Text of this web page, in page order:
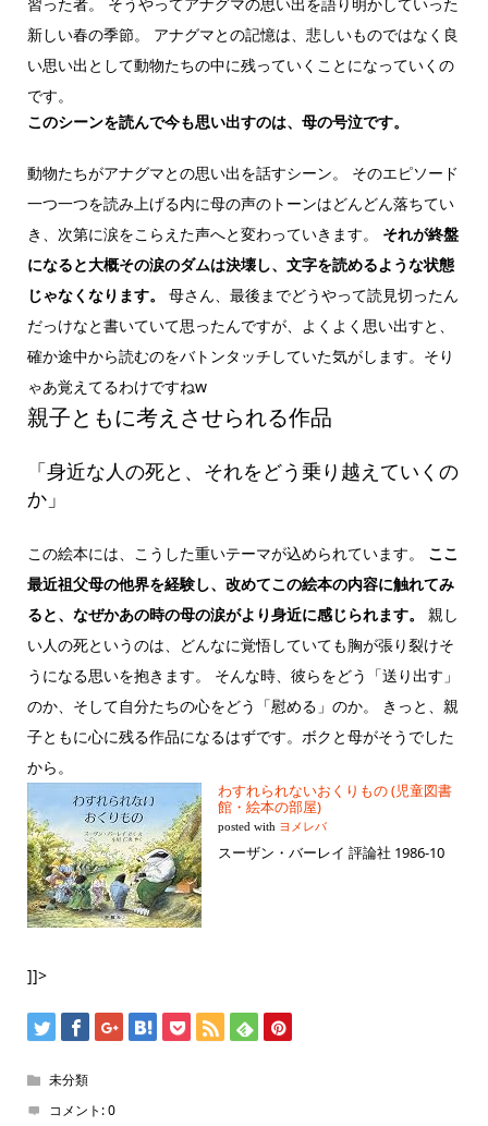
新しい春の季節。 アナグマとの記憶は、悲しいものではなく良
い思い出として動物たちの中に残っていくことになっていくの
です。
このシーンを読んで今も思い出すのは、母の号泣です。
動物たちがアナグマとの思い出を話すシーン。 そのエピソード
一つ一つを読み上げる内に母の声のトーンはどんどん落ちてい
き、次第に涙をこらえた声へと変わっていきます。 それが終盤
になると大概その涙のダムは決壊し、文字を読めるような状態
じゃなくなります。
母さん、最後までどうやって読見切ったん
だっけなと書いていて思ったんですが、よくよく思い出すと、
確か途中から読むのをバトンタッチしていた気がします。そり
ゃあ覚えてるわけですねw
親子ともに考えさせられる作品
「身近な人の死と、それをどう乗り越えていくの
か」
この絵本には、こうした重いテーマが込められています。 ここ
最近祖父母の他界を経験し、改めてこの絵本の内容に触れてみ
ると、なぜかあの時の母の涙がより身近に感じられます。
親し
い人の死というのは、どんなに覚悟していても胸が張り裂けそ
うになる思いを抱きます。 そんな時、彼らをどう「送り出す」
のか、そして自分たちの心をどう「慰める」のか。 きっと、親
子ともに心に残る作品になるはずです。ボクと母がそうでした
から。
わすれられないおくりもの (児童図書
館・絵本の部屋)
posted with ヨメレバ
スーザン・バーレイ 評論社 1986-10
]]>
未分類
コメント:0